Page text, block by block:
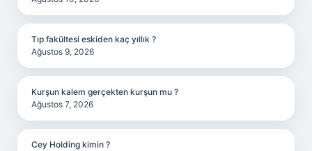
Tıp fakültesi eskiden kaç yıllık ?
Ağustos 9, 2026
Kurşun kalem gerçekten kurşun mu ?
Ağustos 7, 2026
Cey Holding kimin ?